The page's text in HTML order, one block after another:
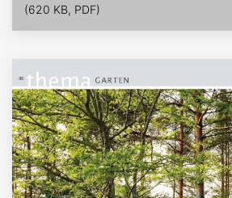
(620 KB, PDF)